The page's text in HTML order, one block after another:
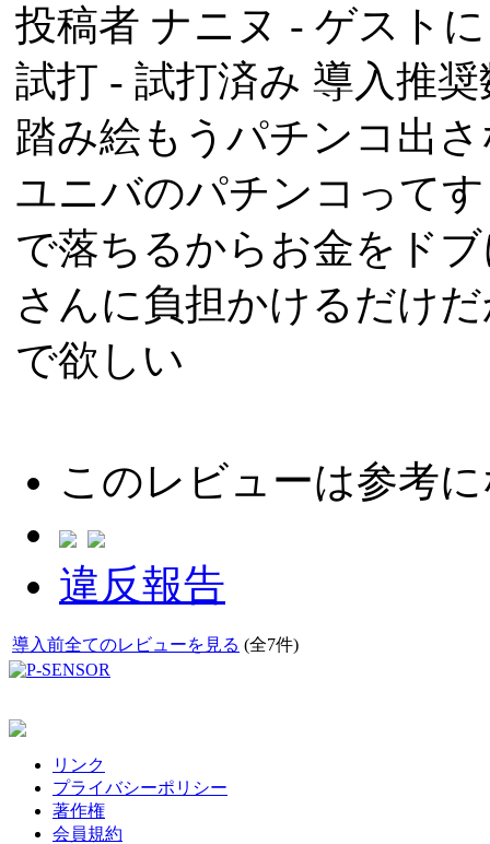
投稿者 ナニヌ - ゲスト
試打 - 試打済み 導入推
踏み絵もうパチンコ出
ユニバのパチンコって
で落ちるからお金をド
さんに負担かけるだけ
で欲しい
このレビューは参考
違反報告
導入前全てのレビューを見る (全7件)
リンク
プライバシーポリシー
著作権
会員規約